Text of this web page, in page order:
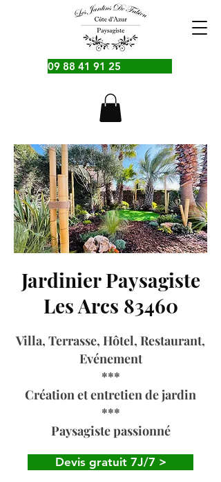
09 88 41 91 25
Jardinier Paysagiste
Les Arcs 83460
Villa, Terrasse, Hôtel, Restaurant,
Evénement
***
Création et entretien de jardin
***
Paysagiste passionné
Devis gratuit 7J/7 >